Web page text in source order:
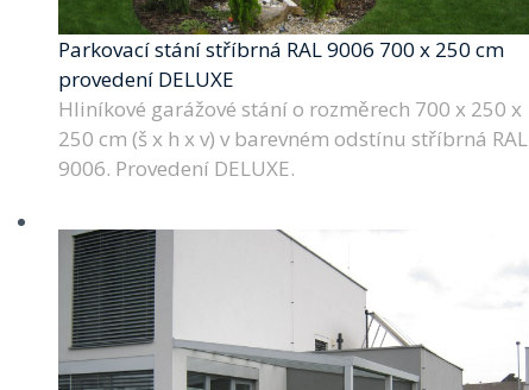
Parkovací stání stříbrná RAL 9006 700 x 250 cm
provedení DELUXE
Hliníkové garážové stání o rozměrech 700 x 250 x
250 cm (š x h x v) v barevném odstínu stříbrná RAL
9006. Provedení DELUXE.